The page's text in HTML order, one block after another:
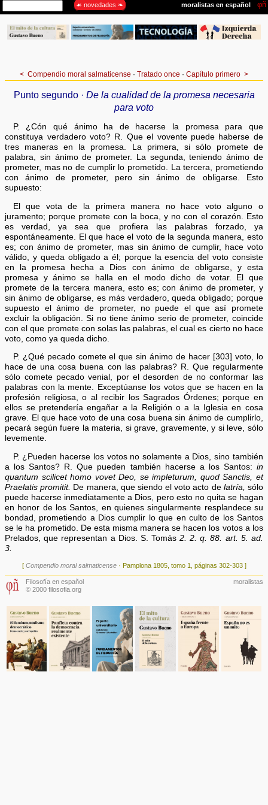
< Compendio moral salmaticense · Tratado once · Capítulo primero >
Punto segundo · De la cualidad de la promesa necesaria
para voto
P. ¿Cón qué ánimo ha de hacerse la promesa para que
constituya verdadero voto? R. Que el vovente puede haberse de
tres maneras en la promesa. La primera, si sólo promete de
palabra, sin ánimo de prometer. La segunda, teniendo ánimo de
prometer, mas no de cumplir lo prometido. La tercera, prometiendo
con ánimo de prometer, pero sin ánimo de obligarse. Esto
supuesto:
El que vota de la primera manera no hace voto alguno o
juramento; porque promete con la boca, y no con el corazón. Esto
es verdad, ya sea que profiera las palabras forzado, ya
espontáneamente. El que hace el voto de la segunda manera, esto
es; con ánimo de prometer, mas sin ánimo de cumplir, hace voto
válido, y queda obligado a él; porque la esencia del voto consiste
en la promesa hecha a Dios con ánimo de obligarse, y esta
promesa y ánimo se halla en el modo dicho de votar. El que
promete de la tercera manera, esto es; con ánimo de prometer, y
sin ánimo de obligarse, es más verdadero, queda obligado; porque
supuesto el ánimo de prometer, no puede el que así promete
excluir la obligación. Si no tiene ánimo serio de prometer, coincide
con el que promete con solas las palabras, el cual es cierto no hace
voto, como ya queda dicho.
P. ¿Qué pecado comete el que sin ánimo de hacer [303] voto, lo
hace de una cosa buena con las palabras? R. Que regularmente
sólo comete pecado venial, por el desorden de no conformar las
palabras con la mente. Exceptúanse los votos que se hacen en la
profesión religiosa, o al recibir los Sagrados Órdenes; porque en
ellos se pretendería engañar a la Religión o a la Iglesia en cosa
grave. El que hace voto de una cosa buena sin ánimo de cumplirlo,
pecará según fuere la materia, si grave, gravemente, y si leve, sólo
levemente.
P. ¿Pueden hacerse los votos no solamente a Dios, sino también
a los Santos? R. Que pueden también hacerse a los Santos: in
quantum scilicet homo vovet Deo, se impleturum, quod Sanctis, et
Praelatis promitit. De manera, que siendo el voto acto de latría, sólo
puede hacerse inmediatamente a Dios, pero esto no quita se hagan
en honor de los Santos, en quienes singularmente resplandece su
bondad, prometiendo a Dios cumplir lo que en culto de los Santos
se le ha prometido. De esta misma manera se hacen los votos a los
Prelados, que representan a Dios. S. Tomás2. 2. q. 88. art. 5. ad.
3.
[ Compendio moral salmaticense· Pamplona 1805, tomo 1, páginas 302-303 ]
Filosofía en español
© 2000 filosofia.org
moralistas